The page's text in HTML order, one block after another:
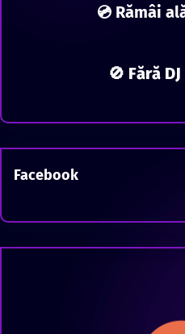
💿 Rămâi
🚫 Fără
Facebook